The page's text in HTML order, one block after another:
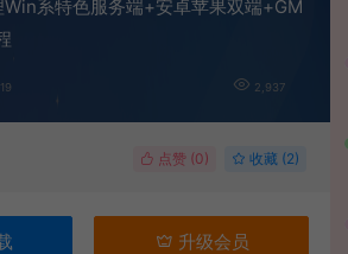
系特色服务端+安卓苹果双端+GM
2,937
点赞 (0) 收藏 (2)
升级会员